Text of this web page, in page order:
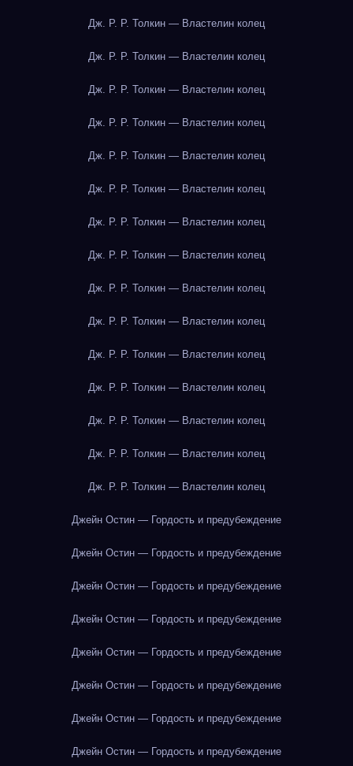
Дж. Р. Р. Толкин — Властелин колец
Дж. Р. Р. Толкин — Властелин колец
Дж. Р. Р. Толкин — Властелин колец
Дж. Р. Р. Толкин — Властелин колец
Дж. Р. Р. Толкин — Властелин колец
Дж. Р. Р. Толкин — Властелин колец
Дж. Р. Р. Толкин — Властелин колец
Дж. Р. Р. Толкин — Властелин колец
Дж. Р. Р. Толкин — Властелин колец
Дж. Р. Р. Толкин — Властелин колец
Дж. Р. Р. Толкин — Властелин колец
Дж. Р. Р. Толкин — Властелин колец
Дж. Р. Р. Толкин — Властелин колец
Дж. Р. Р. Толкин — Властелин колец
Дж. Р. Р. Толкин — Властелин колец
Джейн Остин — Гордость и предубеждение
Джейн Остин — Гордость и предубеждение
Джейн Остин — Гордость и предубеждение
Джейн Остин — Гордость и предубеждение
Джейн Остин — Гордость и предубеждение
Джейн Остин — Гордость и предубеждение
Джейн Остин — Гордость и предубеждение
Джейн Остин — Гордость и предубеждение